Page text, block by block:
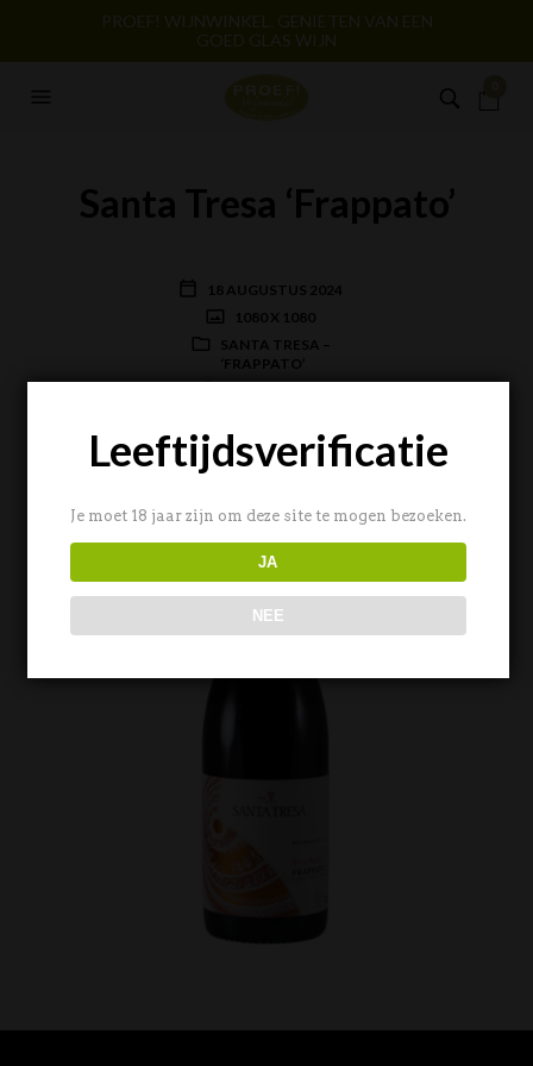
PROEF! WIJNWINKEL. GENIETEN VAN EEN
GOED GLAS WIJN
Santa Tresa ‘Frappato’
18 AUGUSTUS 2024
1080 X 1080
SANTA TRESA –
‘FRAPPATO’
Leeftijdsverificatie
Je moet 18 jaar zijn om deze site te mogen bezoeken.
JA
NEE